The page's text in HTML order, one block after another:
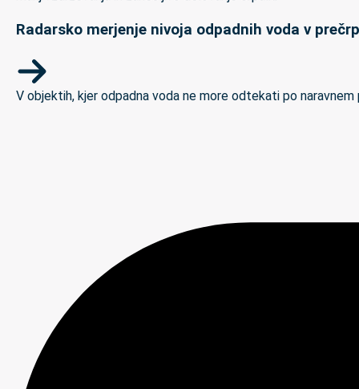
Radarsko merjenje nivoja odpadnih voda v
V objektih, kjer odpadna voda ne more odtekati po